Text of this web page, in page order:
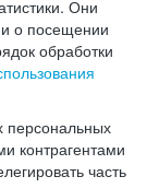
Они
о посещении
обработки
персональных
контрагентами
часть